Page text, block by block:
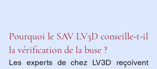
Pourquoi le SAV LV3D conseille-t-il
la vérification de la buse ?
Les experts de chez LV3D reçoivent